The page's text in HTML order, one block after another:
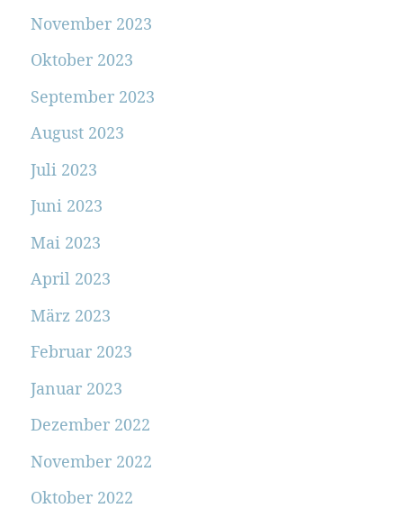
November 2023
Oktober 2023
September 2023
August 2023
Juli 2023
Juni 2023
Mai 2023
April 2023
März 2023
Februar 2023
Januar 2023
Dezember 2022
November 2022
Oktober 2022